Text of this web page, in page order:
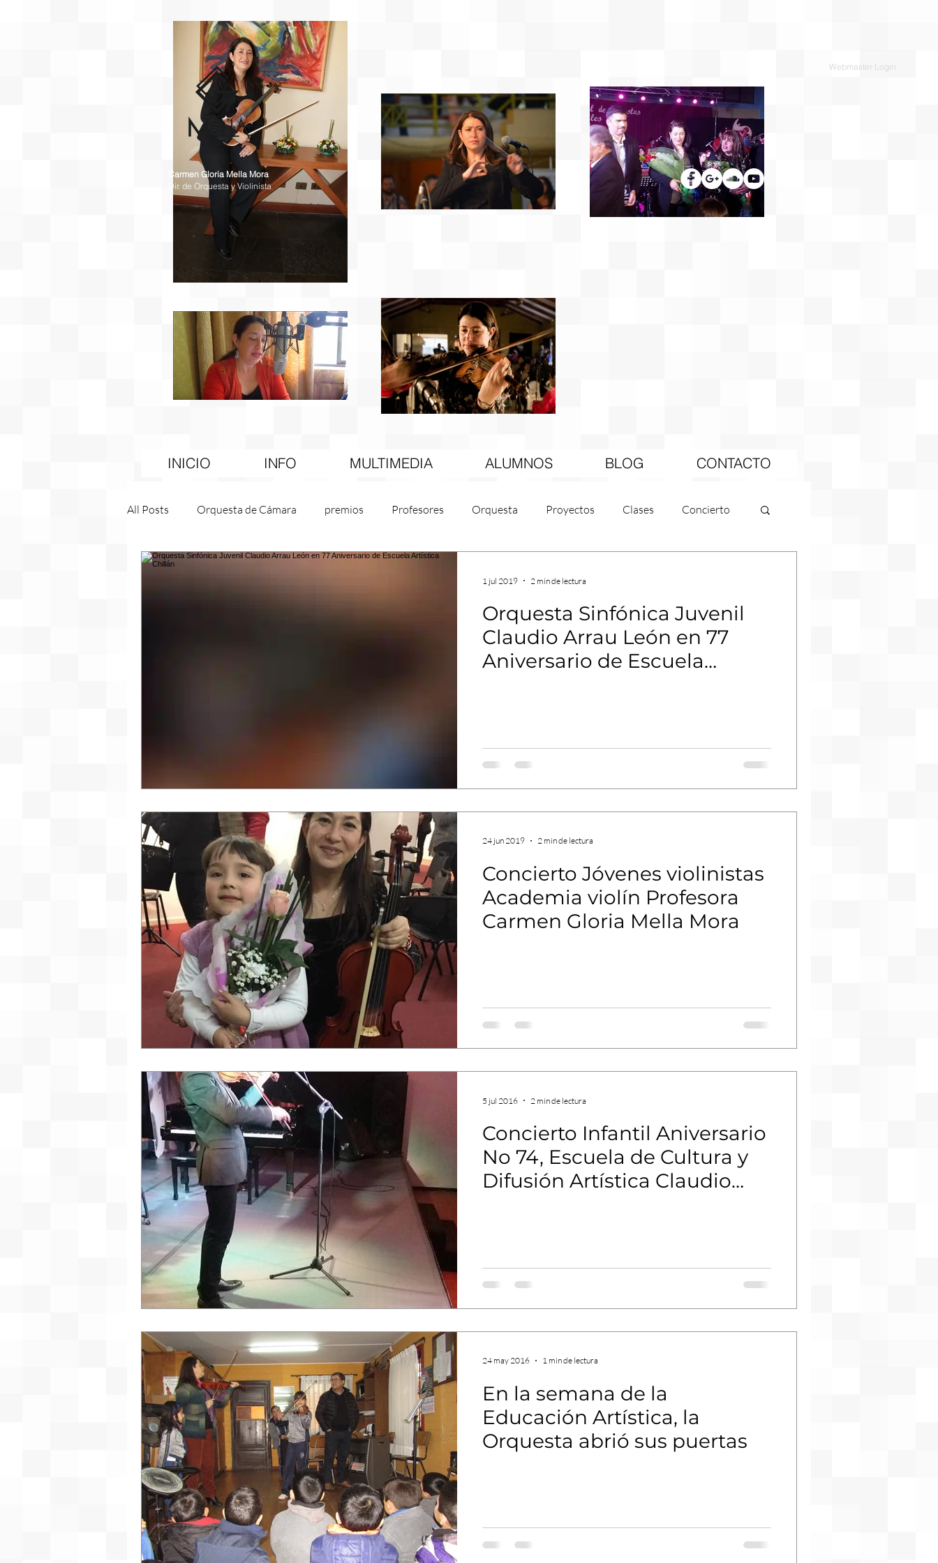
Carmen Gloria Mella Mora
Dir. de Orquesta y Violinista
Webmaster Login
INICIO INFO MULTIMEDIA ALUMNOS BLOG CONTACTO
All Posts Orquesta de Cámara premios Profesores Orquesta Proyectos Clases Concierto
Becas
Orquesta Sinfónica Juvenil
Claudio Arrau León en 77
Aniversario de Escuela
1 jul 2019 2 min de lectura
Concierto Jóvenes violinistas
Academia violín Profesora
Carmen Gloria Mella Mora
24 jun 2019 2 min de lectura
Concierto Infantil Aniversario
No 74, Escuela de Cultura y
Difusión Artística Claudio
5 jul 2016 2 min de lectura
En la semana de la
Educación Artística, la
Orquesta abrió sus puertas
24 may 2016 1 min de lectura